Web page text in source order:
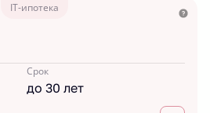
IT-ипотека
Срок
до 30 лет